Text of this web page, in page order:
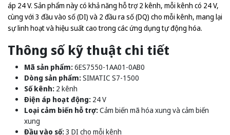
áp 24 V. Sản phẩm này có khả năng hỗ trợ 2 kênh, mỗi kênh có 24 V,
cùng với 3 đầu vào số (DI) và 2 đầu ra số (DQ) cho mỗi kênh, mang lại
sự linh hoạt và hiệu suất cao trong các ứng dụng tự động hóa.
Thông số kỹ thuật chi tiết
Mã sản phẩm:6ES7550-1AA01-0AB0
Dòng sản phẩm:SIMATIC S7-1500
Số kênh: 2 kênh
Điện áp hoạt động: 24 V
Loại cảm biến hỗ trợ:Cảm biến mã hóa xung và cảm biến
xung
Đầu vào số:3 DI cho mỗi kênh